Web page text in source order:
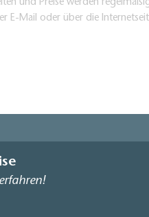
und Preise werden
E-Mail oder über die